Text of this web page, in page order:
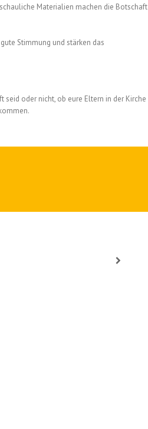
Materialien machen die Botschaft
Stimmung und stärken das
oder nicht, ob eure Eltern in der Kirche